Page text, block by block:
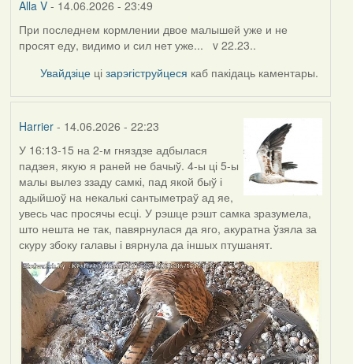
Alla V- 14.06.2026 - 23:49
При последнем кормлении двое малышей уже и не
просят еду, видимо и сил нет уже... v 22.23..
Увайдзіце цізарэгіструйцеся каб пакідаць каментары.
Harrier- 14.06.2026 - 22:23
У 16:13-15 на 2-м гняздзе адбылася
падзея, якую я раней не бачыў. 4-ы ці 5-ы
малы вылез ззаду самкі, пад якой быў і
адыйшоў на некалькі сантыметраў ад яе,
увесь час просячы есці. У рэшце рэшт самка зразумела,
што нешта не так, павярнулася да яго, акуратна ўзяла за
скуру збоку галавы і вярнула да іншых птушанят.